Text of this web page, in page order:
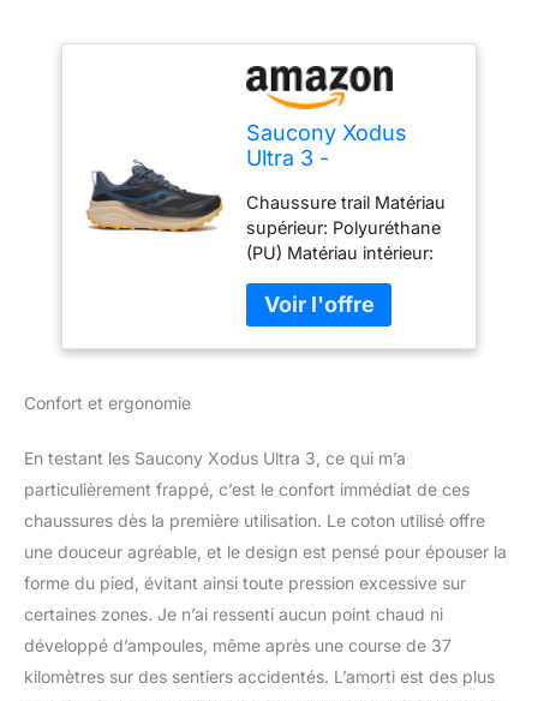
Saucony Xodus
Ultra 3 -
Chaussure trail Matériau
supérieur: Polyuréthane
(PU) Matériau intérieur:
Rubber Sentier
Confort et ergonomie
En testant les Saucony Xodus Ultra 3, ce qui m’a
particulièrement frappé, c’est le confort immédiat de ces
chaussures dès la première utilisation. Le coton utilisé offre
une douceur agréable, et le design est pensé pour épouser la
forme du pied, évitant ainsi toute pression excessive sur
certaines zones. Je n’ai ressenti aucun point chaud ni
développé d’ampoules, même après une course de 37
kilomètres sur des sentiers accidentés. L’amorti est des plus